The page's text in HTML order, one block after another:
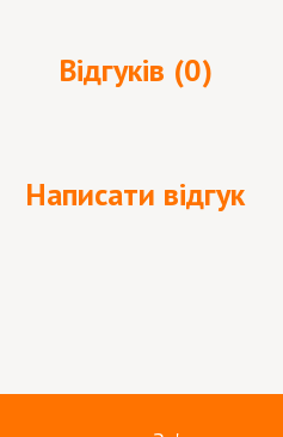
Відгуків (0)
Написати відгук